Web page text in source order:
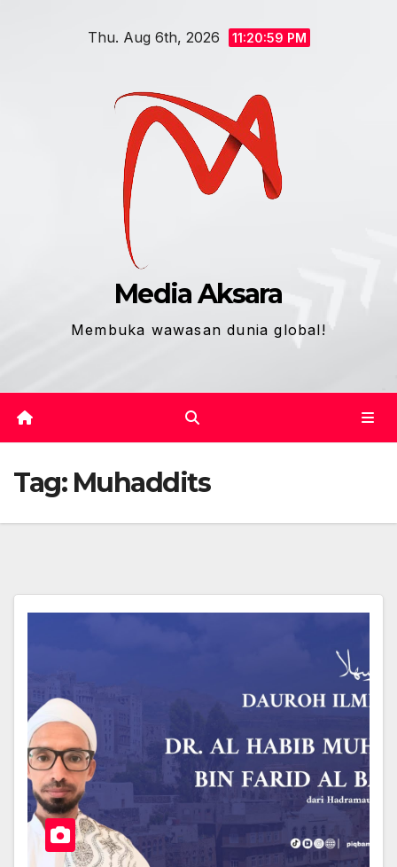
Thu. Aug 6th, 2026 11:21:00 PM
Media Aksara
Membuka wawasan dunia global!
Tag: Muhaddits